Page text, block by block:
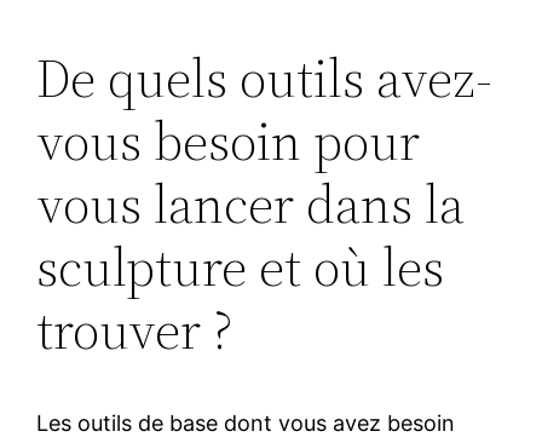
De quels outils avez-
vous besoin pour
vous lancer dans la
sculpture et où les
trouver ?
Les outils de base dont vous avez besoin